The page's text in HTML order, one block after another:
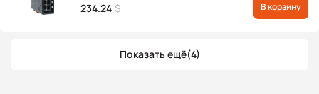
234.24 $ В корзину
Показать ещё(4)